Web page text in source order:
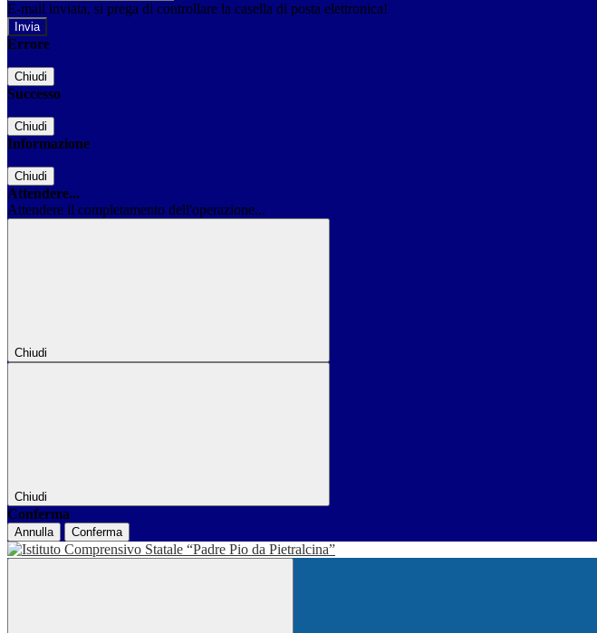
E-mail inviata, si prega di controllare la casella di posta elettronica!
Errore
Chiudi
Successo
Chiudi
Informazione
Chiudi
Attendere...
Attendere il completamento dell'operazione...
Chiudi
Chiudi
Conferma
Annulla Conferma